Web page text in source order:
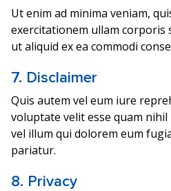
Ut enim ad minima veniam,
exercitationem ullam corporis
ut aliquid ex ea commodi
7. Disclaimer
Quis autem vel eum iure
voluptate velit esse quam
vel illum qui dolorem eum
pariatur.
8. Privacy